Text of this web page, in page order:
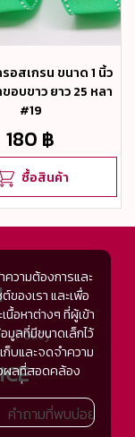
อสเกรน ขนาด 1 นิ้ว
ขอบขาว ยาว 25 หลา
#19
180 ฿
ซื้อสินค้า
Policy
คำถามที่พบบ่อย
วามต้องการและ
ของเรา และเพื่อ
อหาต่างๆ ที่ผู้เข้า
มูลที่มีขนาดเล็กไว้
ก็บและจดจำความ
ผลที่สอดคล้อง
เพื่อพัฒนา
พื่ออำนวยความ
รา และเมื่อผู้เข้า